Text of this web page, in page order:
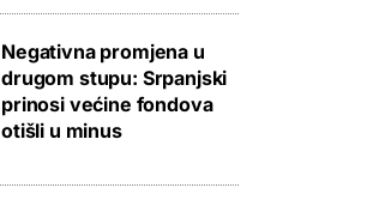
Negativna promjena u
drugom stupu: Srpanjski
prinosi većine fondova
otišli u minus